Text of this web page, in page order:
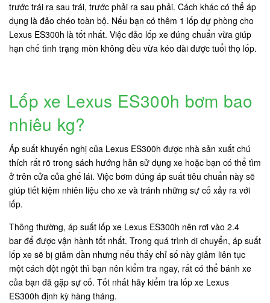
trước trái ra sau trái, trước phải ra sau phải. Cách khác có thể áp
dụng là đảo chéo toàn bộ. Nếu bạn có thêm 1 lốp dự phòng cho
Lexus ES300h là tốt nhất. Việc đảo lốp xe đúng chuẩn vừa giúp
hạn chế tình trạng mòn không đều vừa kéo dài được tuổi thọ lốp.
Lốp xe Lexus ES300h bơm bao
nhiêu kg?
Áp suất khuyến nghị của Lexus ES300h được nhà sản xuất chú
thích rất rõ trong sách hướng hẫn sử dụng xe hoặc bạn có thể tìm
ở trên cửa của ghế lái. Việc bơm đúng áp suất tiêu chuẩn này sẽ
giúp tiết kiệm nhiên liệu cho xe và tránh những sự cố xảy ra với
lốp.
Thông thường, áp suất lốp xe Lexus ES300h nên rơi vào 2.4
bar để được vận hành tốt nhất. Trong quá trình di chuyển, áp suất
lốp xe sẽ bị giảm dần nhưng nếu thấy chỉ số này giảm liên tục
một cách đột ngột thì bạn nên kiểm tra ngay, rất có thể bánh xe
của bạn đã gặp sự cố. Tốt nhất hãy kiểm tra lốp xe Lexus
ES300h định kỳ hàng tháng.